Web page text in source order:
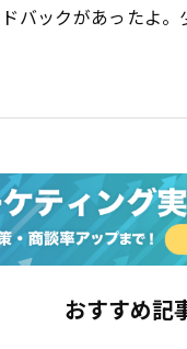
バックがあったよ
おすすめ記